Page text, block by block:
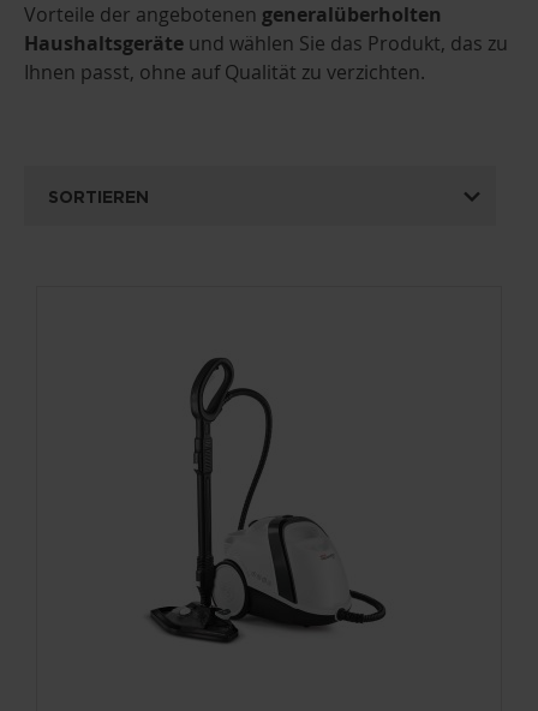
Vorteile der angebotenen generalüberholten
Haushaltsgeräte und wählen Sie das Produkt, das zu
Ihnen passt, ohne auf Qualität zu verzichten.
SORTIEREN